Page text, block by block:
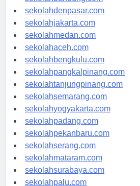
sekolahbandung.com
sekolahdenpasar.com
sekolahjakarta.com
sekolahmedan.com
sekolahaceh.com
sekolahbengkulu.com
sekolahpangkalpinang.com
sekolahtanjungpinang.com
sekolahsemarang.com
sekolahyogyakarta.com
sekolahpadang.com
sekolahpekanbaru.com
sekolahserang.com
sekolahmataram.com
sekolahsurabaya.com